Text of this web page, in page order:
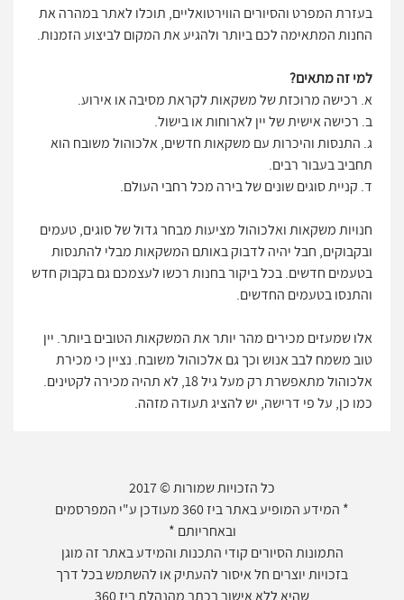
בעזרת המפרט והסיורים הווירטואליים, תוכלו לאתר במהרה את
החנות המתאימה לכם ביותר ולהגיע את המקום לביצוע הזמנות.
למי זה מתאים?
א. רכישה מרוכזת של משקאות לקראת מסיבה או אירוע.
ב. רכישה אישית של יין לארוחות או בישול.
ג. התנסות והיכרות עם משקאות חדשים, אלכוהול משובח הוא
תחביב בעבור רבים.
ד. קניית סוגים שונים של בירה מכל רחבי העולם.
חנויות משקאות ואלכוהול מציעות מבחר גדול של סוגים, טעמים
ובקבוקים, חבל יהיה לדבוק באותם המשקאות מבלי להתנסות
בטעמים חדשים. בכל ביקור בחנות רכשו לעצמכם גם בקבוק חדש
והתנסו בטעמים החדשים.
אלו שמעזים מכירים מהר יותר את המשקאות הטובים ביותר. יין
טוב משמח לבב אנוש וכך גם אלכוהול משובח. נציין כי מכירת
אלכוהול מתאפשרת רק מעל גיל 18, לא תהיה מכירה לקטינים.
כמו כן, על פי דרישה, יש להציג תעודה מזהה.
כל הזכויות שמורות © 2017
* המידע המופיע באתר ביז 360 מעודכן ע"י המפרסמים
ובאחריותם *
התמונות הסיורים קודי התכנות והמידע באתר זה מוגן
בזכויות יוצרים חל איסור להעתיק או להשתמש בכל דרך
שהיא ללא אישור בכתב מהנהלת ביז 360